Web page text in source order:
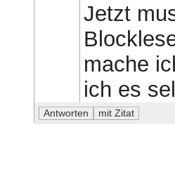
Jetzt
mache
ich es